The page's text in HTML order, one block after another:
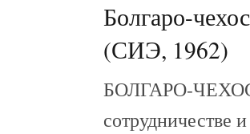
Болгаро-
(СИЭ, 1962)
БОЛГАРО-
сотрудничестве